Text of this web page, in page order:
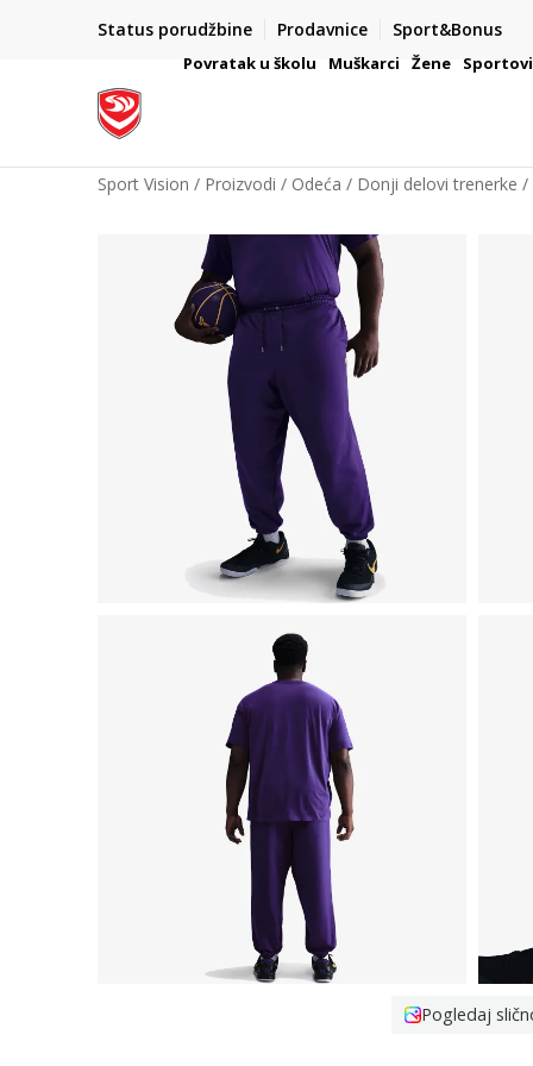
Status porudžbine Prodavnice Sport&Bonus
VAŽNO OBAVEŠTENJE ZA POTROŠAČE
Povratak u školu
Muškarci Žene Sportovi
Sport Vision Proizvodi Odeća Donji delovi trenerke
Pogledaj